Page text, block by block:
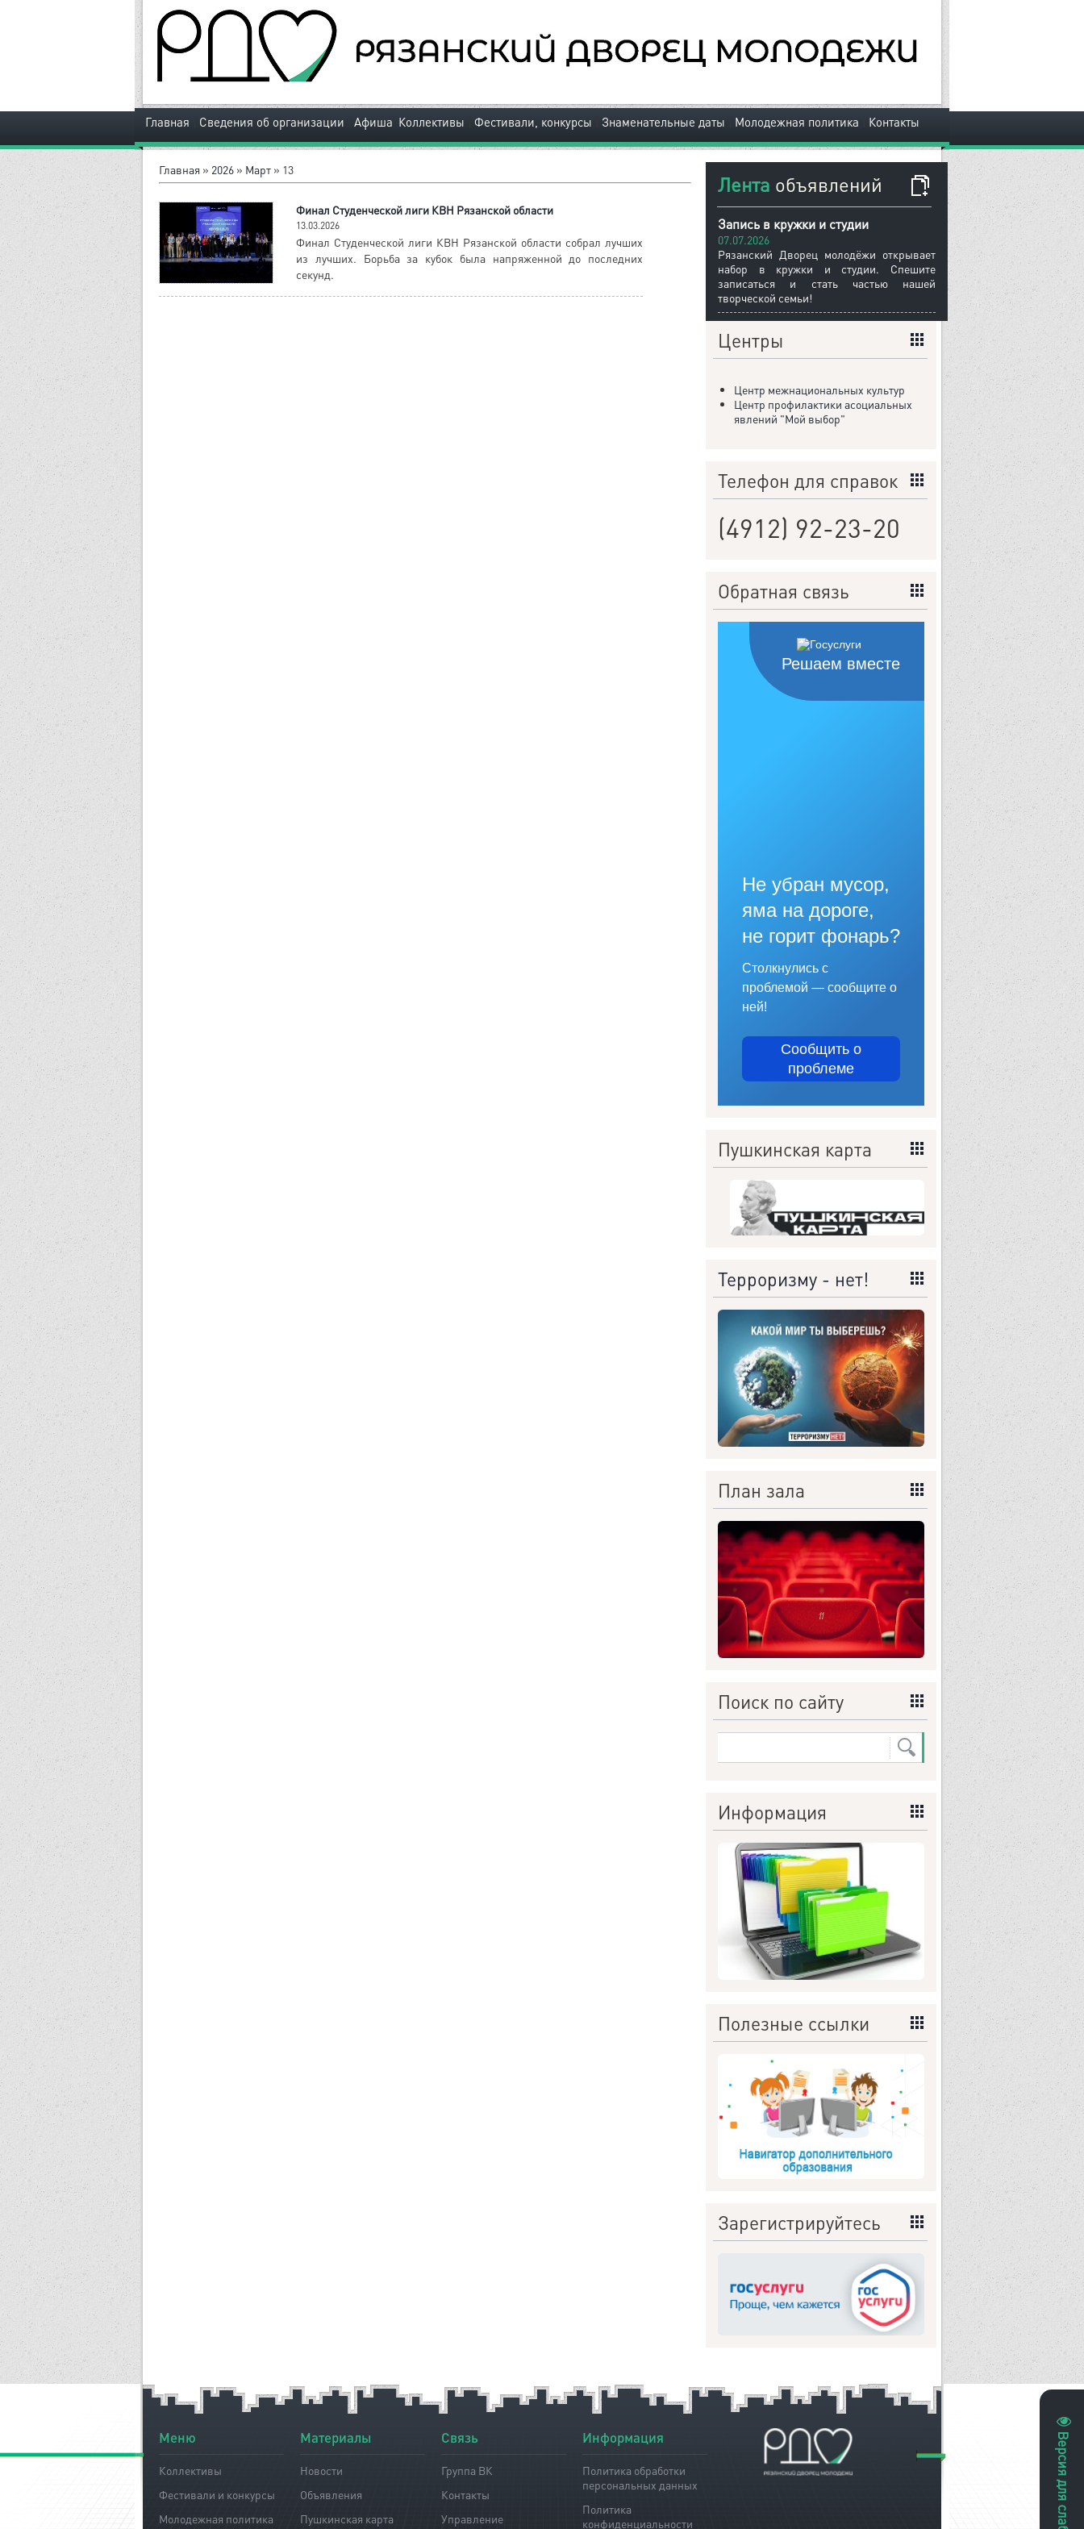
Главная Сведения об организации Афиша Коллективы Фестивали, конкурсы Знаменательные даты Молодежная политика Контакты
Главная » 2026 » Март » 13
Финал Студенческой лиги КВН Рязанской области
13.03.2026
Финал Студенческой лиги КВН Рязанской области собрал лучших
из лучших. Борьба за кубок была напряженной до последних
секунд.
Лента объявлений
Запись в кружки и студии
07.07.2026
Рязанский Дворец молодёжи открывает
набор в кружки и студии. Спешите
записаться и стать частью нашей
творческой семьи!
Центры
Центр межнациональных культур
Центр профилактики асоциальных
явлений "Мой выбор"
Телефон для справок
(4912) 92-23-20
Обратная связь
Решаем вместе
Не убран мусор,
яма на дороге,
не горит фонарь?
Столкнулись с
проблемой — сообщите о
ней!
Сообщить о
проблеме
Пушкинская карта
Терроризму - нет!
План зала
Поиск по сайту
Информация
Полезные ссылки
Зарегистрируйтесь
Меню
Коллективы
Фестивали и конкурсы
Молодежная политика
Материалы
Новости
Объявления
Пушкинская карта
Связь
Группа ВК
Контакты
Управление
Информация
Политика обработки
персональных данных
Политика
конфиденциальности